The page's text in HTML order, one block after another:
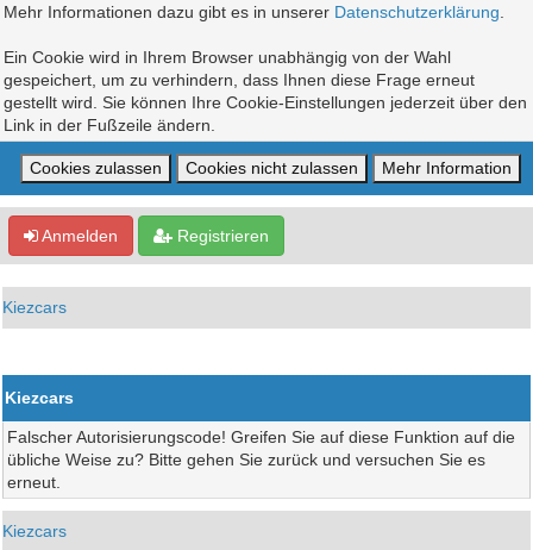
Mehr Informationen dazu gibt es in unserer Datenschutzerklärung
Ein Cookie wird in Ihrem Browser unabhängig von der Wahl
gespeichert, um zu verhindern, dass Ihnen diese Frage erneut
gestellt wird. Sie können Ihre Cookie-Einstellungen jederzeit über den
Link in der Fußzeile ändern.
Anmelden Registrieren
Kiezcars
Kiezcars
Falscher Autorisierungscode! Greifen Sie auf diese Funktion auf die
übliche Weise zu? Bitte gehen Sie zurück und versuchen Sie es
erneut.
Kiezcars